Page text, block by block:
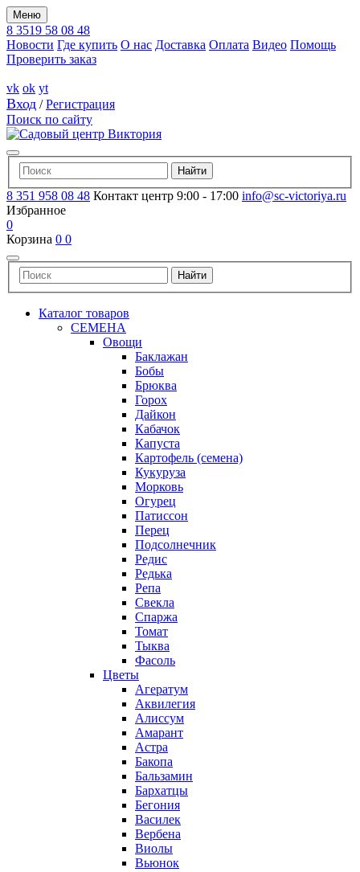
Меню
8 3519 58 08 48
Новости Где купить О нас Доставка Оплата Видео Помощь
Проверить заказ
vk ok yt
Вход /Регистрация
Поиск по сайту
8 351 958 08 48 Контакт центр 9:00 - 17:00 info@sc-victoriya.ru
Избранное
0
Корзина 0 0
Каталог товаров
СЕМЕНА
Овощи
Баклажан
Бобы
Брюква
Горох
Дайкон
Кабачок
Капуста
Картофель (семена)
Кукуруза
Морковь
Огурец
Патиссон
Перец
Подсолнечник
Редис
Редька
Репа
Свекла
Спаржа
Томат
Тыква
Фасоль
Цветы
Агератум
Аквилегия
Алиссум
Амарант
Астра
Бакопа
Бальзамин
Бархатцы
Бегония
Василек
Вербена
Виолы
Вьюнок